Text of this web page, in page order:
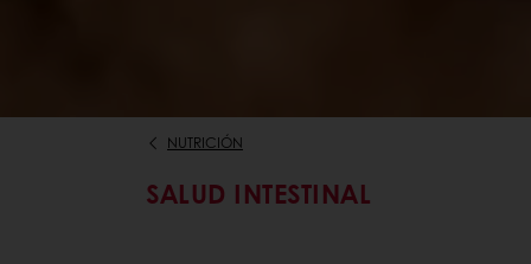
NUTRICIÓN
SALUD INTESTINAL